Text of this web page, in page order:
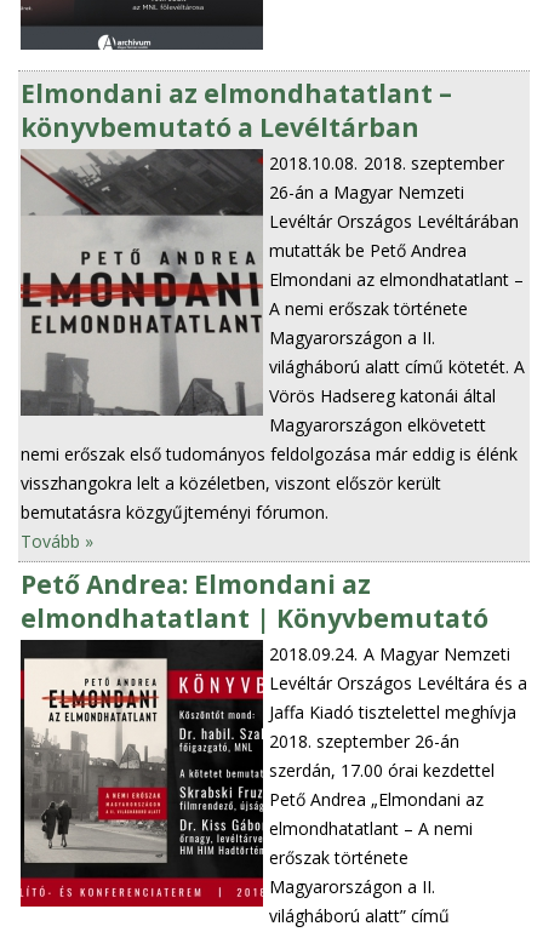
Elmondani az elmondhatatlant –
könyvbemutató a Levéltárban
2018.10.08. 2018. szeptember
26-án a Magyar Nemzeti
Levéltár Országos Levéltárában
mutatták be Pető Andrea
Elmondani az elmondhatatlant –
A nemi erőszak története
Magyarországon a II.
világháború alatt című kötetét. A
Vörös Hadsereg katonái által
Magyarországon elkövetett
nemi erőszak első tudományos feldolgozása már eddig is élénk
visszhangokra lelt a közéletben, viszont először került
bemutatásra közgyűjteményi fórumon.
Tovább »
Pető Andrea: Elmondani az
elmondhatatlant | Könyvbemutató
2018.09.24. A Magyar Nemzeti
Levéltár Országos Levéltára és a
Jaffa Kiadó tisztelettel meghívja
2018. szeptember 26-án
szerdán, 17.00 órai kezdettel
Pető Andrea „Elmondani az
elmondhatatlant – A nemi
erőszak története
Magyarországon a II.
világháború alatt” című